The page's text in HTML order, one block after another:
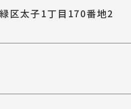
区太子1丁目170番地2